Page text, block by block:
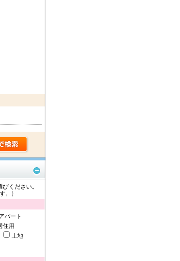
ください。
。）
パート
住用
土地